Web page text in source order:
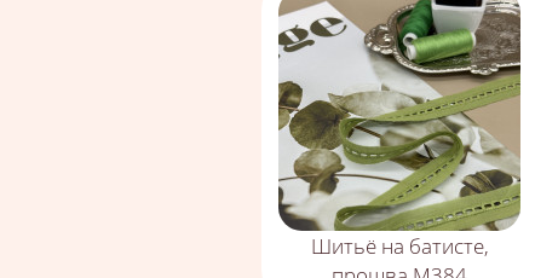
Шитьё на батисте,